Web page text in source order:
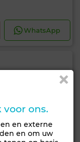
WhatsApp
voor ons.
en externe
en om uw